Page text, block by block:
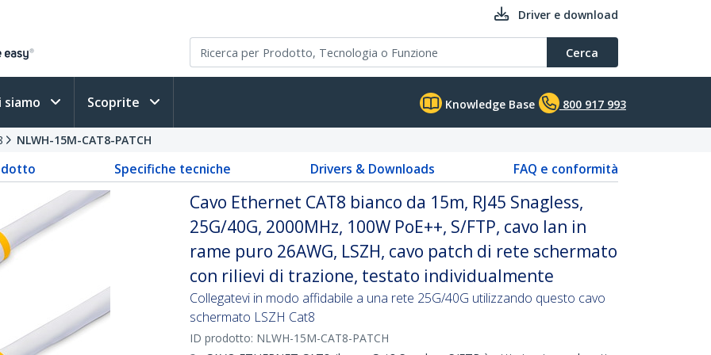
Driver e download
Cerca
siamo Scoprite Knowledge Base 800 917 993
NLWH-15M-CAT8-PATCH
Specifiche tecniche Drivers & Downloads FAQ e conformità
Cavo Ethernet CAT8 bianco da 15m, RJ45 Snagless,
25G/40G, 2000MHz, 100W PoE++, S/FTP, cavo lan in
rame puro 26AWG, LSZH, cavo patch di rete schermato
con rilievi di trazione, testato individualmente
Collegatevi in modo affidabile a una rete 25G/40G utilizzando questo cavo
schermato LSZH Cat8
ID prodotto: NLWH-15M-CAT8-PATCH